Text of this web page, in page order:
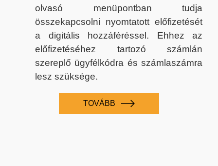
olvasó menüpontban tudja
összekapcsolni nyomtatott előfizetését
a digitális hozzáféréssel. Ehhez az
előfizetéséhez tartozó számlán
szereplő ügyfélkódra és számlaszámra
lesz szüksége.
TOVÁBB